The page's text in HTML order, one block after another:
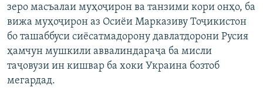
зеро масъалаи муҳоҷирон ва танзими кори онҳо, ба
вижа муҳоҷирон аз Осиёи Марказиву Тоҷикистон
бо ташаббуси сиёсатмадорону давлатдорони Русия
ҳамчун мушкили аввалиндараҷа ба мисли
таҷовузи ин кишвар ба хоки Украина бозтоб
мегардад.